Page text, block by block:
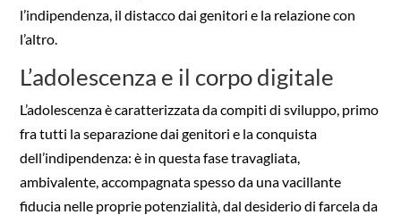
l’indipendenza, il distacco dai genitori e la relazione con
l’altro.
L’adolescenza e il corpo digitale
L’adolescenza è caratterizzata da compiti di sviluppo, primo
fra tutti la separazione dai genitori e la conquista
dell’indipendenza: è in questa fase travagliata,
ambivalente, accompagnata spesso da una vacillante
fiducia nelle proprie potenzialità, dal desiderio di farcela da